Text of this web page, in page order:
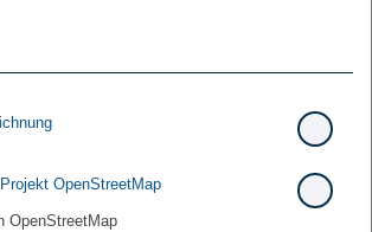
OpenStreetMap